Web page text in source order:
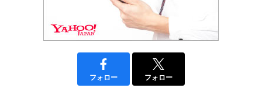
フォロー フォロー